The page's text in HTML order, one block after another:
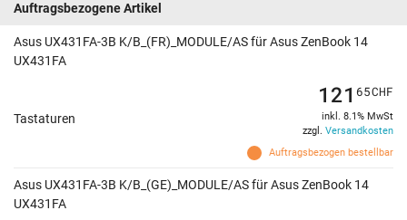
Auftragsbezogene Artikel
Asus UX431FA-3B K/B_(FR)_MODULE/AS für Asus ZenBook 14
UX431FA
Tastaturen
Auftragsbezogen bestellbar
121 65CHF
inkl. 8.1% MwSt
zzgl. Versandkosten
Asus UX431FA-3B K/B_(GE)_MODULE/AS für Asus ZenBook 14
UX431FA